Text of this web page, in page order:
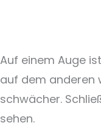
Auf einem Auge
auf dem anderen
schwächer.
sehen.